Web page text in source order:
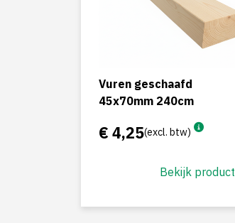
Vuren geschaafd
45x70mm 240cm
€ 4,25(excl. btw)
Bekijk product